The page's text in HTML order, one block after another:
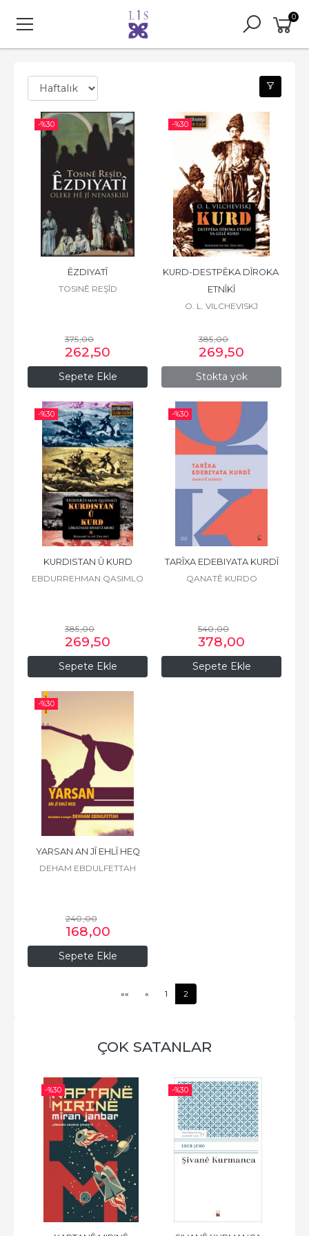
0
-%30
Sepete Ekle
ÊZDIYATÎ
TOSINÊ REŞÎD
375,00
262,50
-%30
Stokta yok
KURD-DESTPÊKA DÎROKA
ETNÎKÎ
O. L. VILCHEVISKJ
385,00
269,50
-%30
Sepete Ekle
KURDISTAN Û KURD
EBDURREHMAN QASIMLO
385,00
269,50
-%30
Sepete Ekle
TARÎXA EDEBIYATA KURDÎ
QANATÊ KURDO
540,00
378,00
-%30
Sepete Ekle
YARSAN AN JÎ EHLÎ HEQ
DEHAM EBDULFETTAH
240,00
168,00
«« « 1 2
ÇOK SATANLAR
-%30 -%30